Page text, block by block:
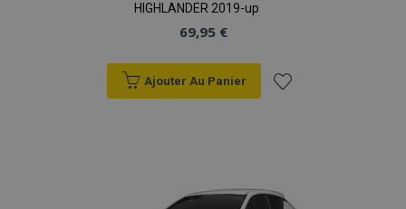
HIGHLANDER 2019-up
69,95 €
Ajouter Au Panier
liste